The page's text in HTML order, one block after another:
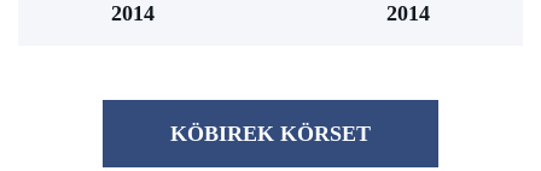
2014
2014
KÖBІREK KÖRSET